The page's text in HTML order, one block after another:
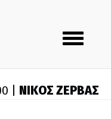
Toggle
navigation
| ΝΙΚΟΣ ΖΕΡΒΑΣ